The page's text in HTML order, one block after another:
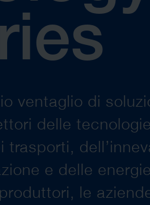
ventaglio di
delle
e delle
le